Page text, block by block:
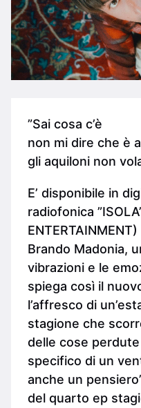
”Sai cosa c’è
non mi dire che è
gli aquiloni non
E’ disponibile in
radiofonica
Brando Madonia,
vibrazioni e le
spiega così il
l’affresco di
stagione che
delle cose
specifico di un
anche un
del quarto ep